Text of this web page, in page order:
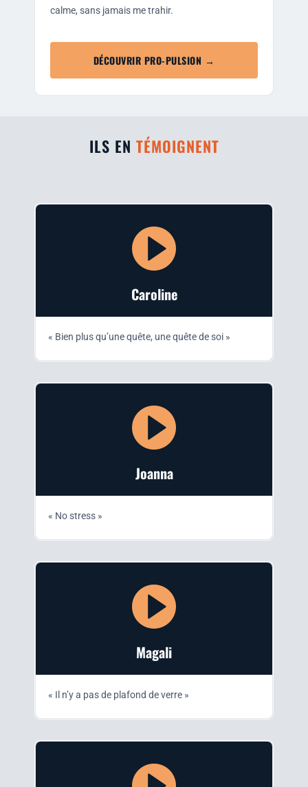
calme, sans jamais me trahir.
DÉCOUVRIR PRO-PULSION →
ILS EN TÉMOIGNENT
Caro­line
« Bien plus qu’une quête, une quête de soi »
Joan­na
« No stress »
Maga­li
« Il n’y a pas de pla­fond de verre »